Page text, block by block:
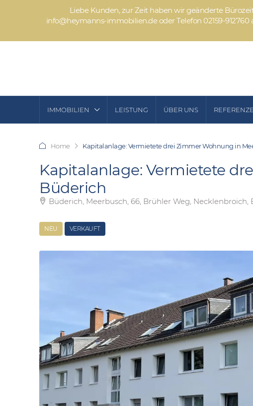
Liebe Kunden, zur Zeit haben wir geänderte
info@heymanns-immobilien.de oder Telefon 02159-
IMMOBILIEN LEISTUNG ÜBER UNS
Home Kapitalanlage: Vermietete drei Zimmer Wohnung in
Kapitalanlage: Vermietete
Büderich
Büderich, Meerbusch, 66, Brühler Weg,
NEU VERKAUFT